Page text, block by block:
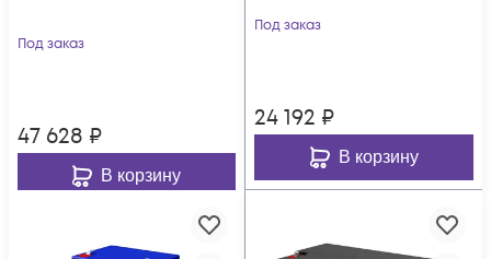
Под заказ
47 628 ₽
В корзину
Под заказ
24 192 ₽
В корзину